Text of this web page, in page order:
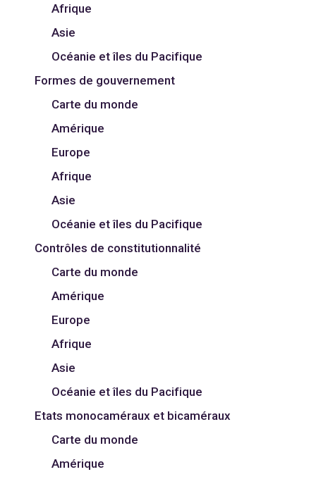
Afrique
Asie
Océanie et îles du Pacifique
Formes de gouvernement
Carte du monde
Amérique
Europe
Afrique
Asie
Océanie et îles du Pacifique
Contrôles de constitutionnalité
Carte du monde
Amérique
Europe
Afrique
Asie
Océanie et îles du Pacifique
Etats monocaméraux et bicaméraux
Carte du monde
Amérique